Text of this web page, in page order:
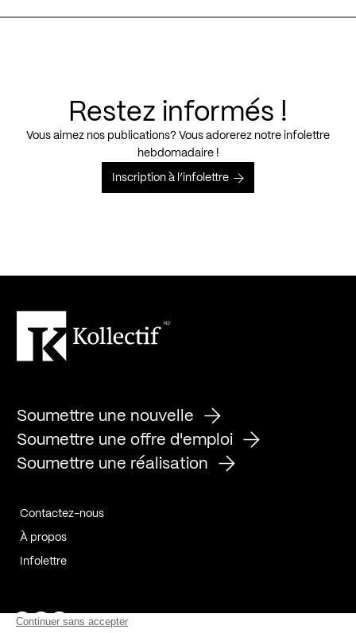
Restez informés !
Vous aimez nos publications? Vous adorerez notre infolettre
hebdomadaire !
Inscription à l’infolettre
Soumettre une nouvelle
Soumettre une offre d'emploi
Soumettre une réalisation
Contactez-nous
À propos
Infolettre
Page Facebook de Kollectif
Page Instagram de Kollectif
Page Linkedin de Kollectif